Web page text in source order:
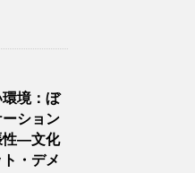
境：ぼ
ション
性―文化
・デメ